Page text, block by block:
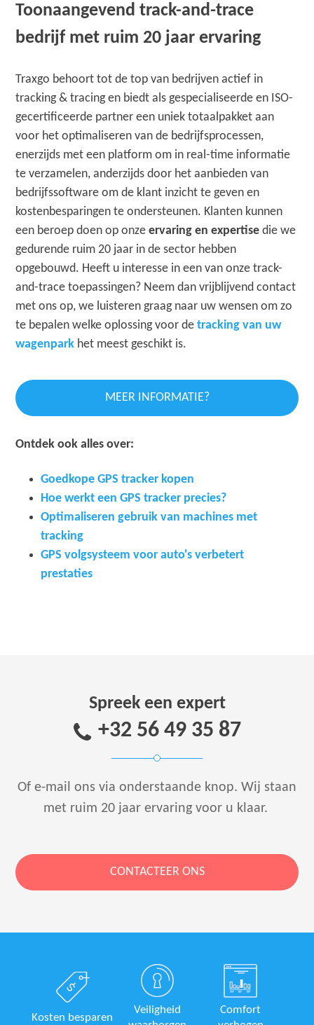
Toonaangevend track-and-trace
bedrijf met ruim 20 jaar ervaring
Traxgo behoort tot de top van bedrijven actief in
tracking & tracing en biedt als gespecialiseerde en ISO-
gecertificeerde partner een uniek totaalpakket aan
voor het optimaliseren van de bedrijfsprocessen,
enerzijds met een platform om in real-time informatie
te verzamelen, anderzijds door het aanbieden van
bedrijfssoftware om de klant inzicht te geven en
kostenbesparingen te ondersteunen. Klanten kunnen
een beroep doen op onzeervaring en expertise die we
gedurende ruim 20 jaar in de sector hebben
opgebouwd. Heeft u interesse in een van onze track-
and-trace toepassingen? Neem dan vrijblijvend contact
met ons op, we luisteren graag naar uw wensen om zo
te bepalen welke oplossing voor detracking van uw
wagenpark het meest geschikt is.
MEER INFORMATIE?
Ontdek ook alles over:
Goedkope GPS tracker kopen
Hoe werkt een GPS tracker precies?
Optimaliseren gebruik van machines met
tracking
GPS volgsysteem voor auto's verbetert
prestaties
Spreek een expert
+32 56 49 35 87
Of e-mail ons via onderstaande knop. Wij staan
met ruim 20 jaar ervaring voor u klaar.
CONTACTEER ONS
Kosten besparen
Veiligheid
Comfort